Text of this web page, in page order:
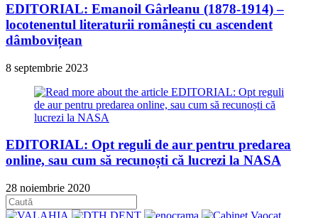
EDITORIAL: Emanoil Gârleanu (1878-1914) –
locotenentul literaturii românești cu ascendent
dâmbovițean
8 septembrie 2023
EDITORIAL: Opt reguli de aur pentru predarea
online, sau cum să recunoști că lucrezi la NASA
28 noiembrie 2020